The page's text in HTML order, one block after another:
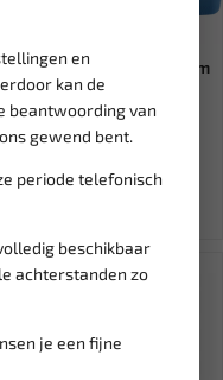
en
kan de
beantwoording van
gewend bent.
periode telefonisch
beschikbaar
achterstanden zo
je een fijne
1/4'' Dopsleutelset 6,3 mm
46-delig 2144
40,19
47,29
Ex. btw: € 33,22